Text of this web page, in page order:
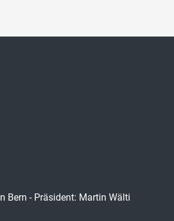
Bern - Präsident: Martin Wälti